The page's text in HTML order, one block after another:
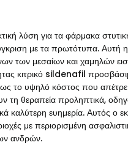
λύση για τα φάρμακα
με τα πρωτότυπα. Αυτή
των μεσαίων και χαμηλών
κιτρικό sildenafil
το υψηλό κόστος που
τη θεραπεία προληπτικά,
καλύτερη ευημερία. Αυτός ο
με περιορισμένη
ανδρών.